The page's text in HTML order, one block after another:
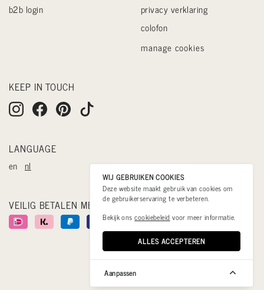
b2b login
privacy verklaring
colofon
manage cookies
KEEP IN TOUCH
LANGUAGE
en nl
VEILIG BETALEN MET
WIJ GEBRUIKEN COOKIES
Deze website maakt gebruik van cookies om
de gebruikerservaring te verbeteren.
Bekijk onscookiebeleid voor meer informatie.
ALLES ACCEPTEREN
Aanpassen